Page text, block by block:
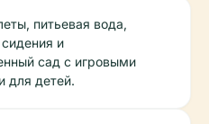
питьевая вода,
и
сад с игровыми
для детей.